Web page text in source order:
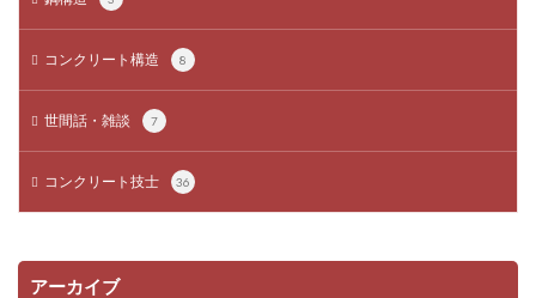
コンクリート構造 8
世間話・雑談 7
コンクリート技士 36
アーカイブ